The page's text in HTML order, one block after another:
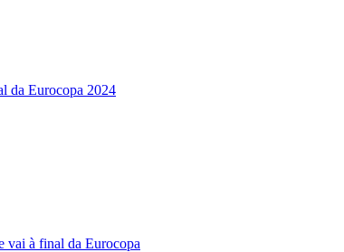
da Eurocopa 2024
vai à final da Eurocopa